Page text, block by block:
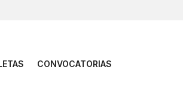
CONVOCATORIAS